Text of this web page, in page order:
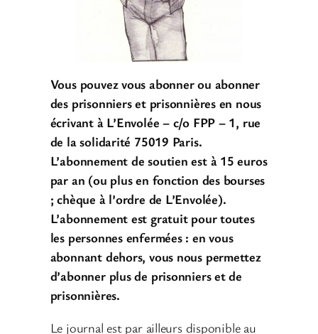
Vous pouvez vous abonner ou abonner
des prisonniers et prisonnières en nous
écrivant à L’Envolée – c/o FPP – 1, rue
de la solidarité 75019 Paris.
L’abonnement de soutien est à 15 euros
par an (ou plus en fonction des bourses
; chèque à l’ordre de L’Envolée).
L’abonnement est gratuit pour toutes
les personnes enfermées : en vous
abonnant dehors, vous nous permettez
d’abonner plus de prisonniers et de
prisonnières.
Le journal est par ailleurs disponible au